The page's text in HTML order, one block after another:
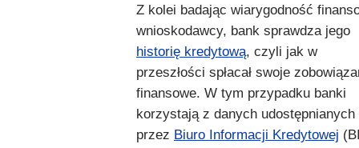
Z kolei badając wiarygodność
wnioskodawcy, bank sprawdza jego
historię kredytową, czyli jak w
przeszłości spłacał swoje
finansowe. W tym przypadku banki
korzystają z danych udostępnianych
przez Biuro Informacji Kredytowej